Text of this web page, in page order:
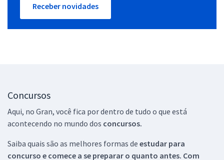
Receber novidades
Concursos
Aqui, no Gran, você fica por dentro de tudo o que está
acontecendo no mundo dos concursos.
Saiba quais são as melhores formas de estudar para
concurso e comece a se preparar o quanto antes. Com